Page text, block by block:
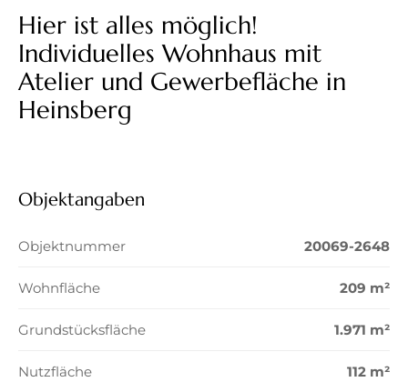
Hier ist alles möglich!
Individuelles Wohnhaus mit
Atelier und Gewerbefläche in
Heinsberg
Objektangaben
Objektnummer 20069-2648
Wohnfläche 209 m²
Grundstücksfläche 1.971 m²
Nutzfläche 112 m²